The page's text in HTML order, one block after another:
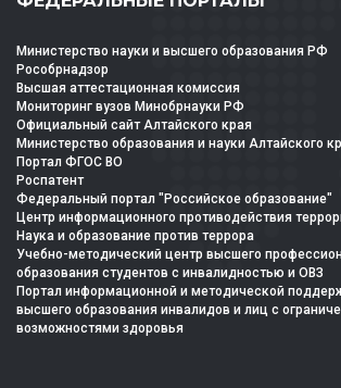
Министерство науки и высшего образования РФ
Рособрнадзор
Высшая аттестационная комиссия
Мониторинг вузов Минобрнауки РФ
Официальный сайт Алтайского края
Министерство образования и науки Алтайского
Портал ФГОС ВО
Роспатент
Федеральный портал "Российское образование"
Центр информационного противодействия
Наука и образование против террора
Учебно-методический центр высшего
образования студентов с инвалидностью и ОВЗ
Портал информационной и методической
высшего образования инвалидов и лиц с
возможностями здоровья